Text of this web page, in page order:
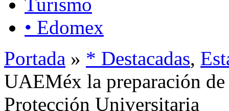
• Edomex
Portada » * Destacadas,
UAEMéx la preparación
Protección Universitaria